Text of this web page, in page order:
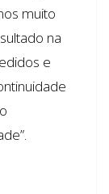
muito
na
e